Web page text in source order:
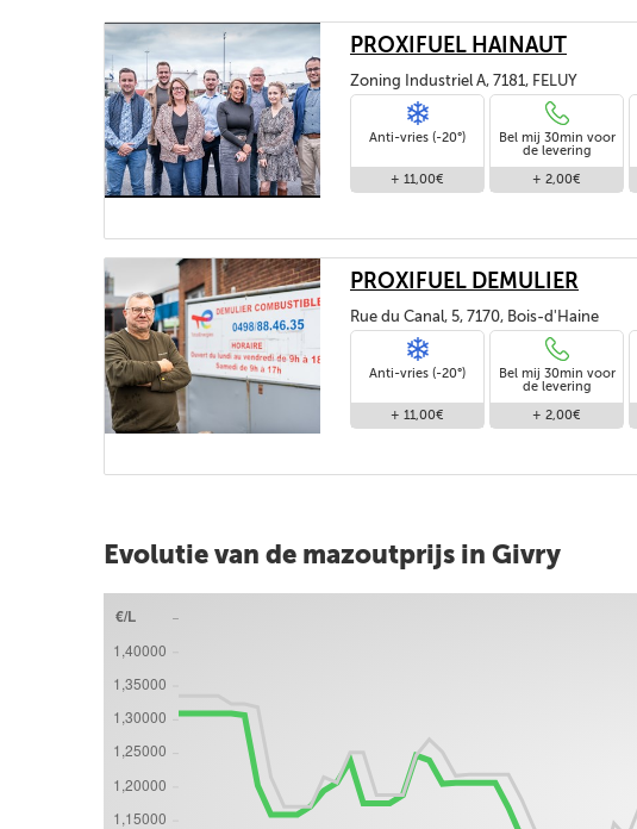
PROXIFUEL HAINAUT
Zoning Industriel A, 7181, FELUY
Anti-vries (-20°)
+ 11,00€
Bel mij 30min voor
de levering
+ 2,00€
PROXIFUEL DEMULIER
Rue du Canal, 5, 7170, Bois-d'Haine
Anti-vries (-20°)
+ 11,00€
Bel mij 30min voor
de levering
+ 2,00€
Evolutie van de mazoutprijs in Givry